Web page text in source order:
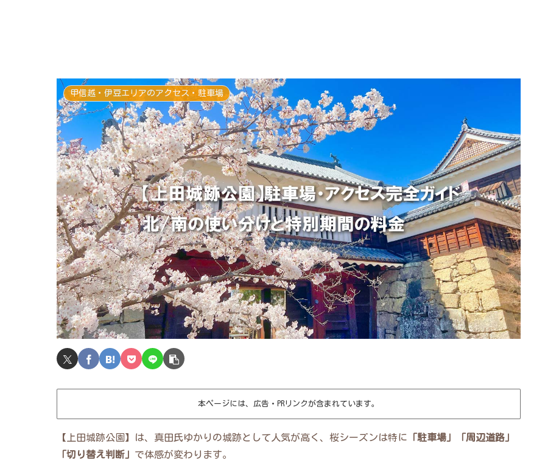
甲信越・伊豆エリアのアクセス・駐車場
本ページには、広告・PRリンクが含まれています。
【上田城跡公園】は、真田氏ゆかりの城跡として人気が高く、桜シーズンは特に 「駐車場」「周辺道路」
「切り替え判断」 で体感が変わります。